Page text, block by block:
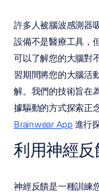
許多人被腦波感測器
設備不是醫療工具，
可以了解您的大腦對
習期間將您的大腦活
解。我們的技術旨在
Brainwear App 進行探
利用神經
神經反饋是一種訓練